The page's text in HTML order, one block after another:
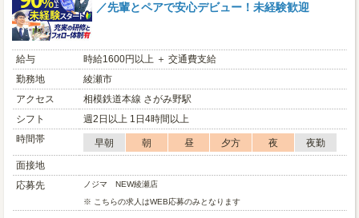
／先輩とペアで安心デビュー！未経験歓迎
給与
時給1600円以上 ＋ 交通費支給
勤務地
綾瀬市
アクセス
相模鉄道本線 さがみ野駅
シフト
週2日以上 1日4時間以上
時間帯
早朝 朝 昼 夕方 夜
夜勤
面接地
応募先
ノジマ NEW綾瀬店
※ こちらの求人はWEB応募のみとなります